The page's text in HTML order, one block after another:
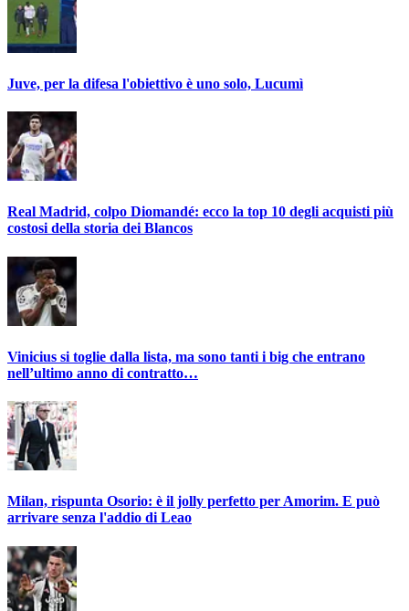
Juve, per la difesa l'obiettivo è uno solo, Lucumì
Real Madrid, colpo Diomandé: ecco la top 10 degli acquisti più
costosi della storia dei Blancos
Vinicius si toglie dalla lista, ma sono tanti i big che entrano
nell’ultimo anno di contratto…
Milan, rispunta Osorio: è il jolly perfetto per Amorim. E può
arrivare senza l'addio di Leao